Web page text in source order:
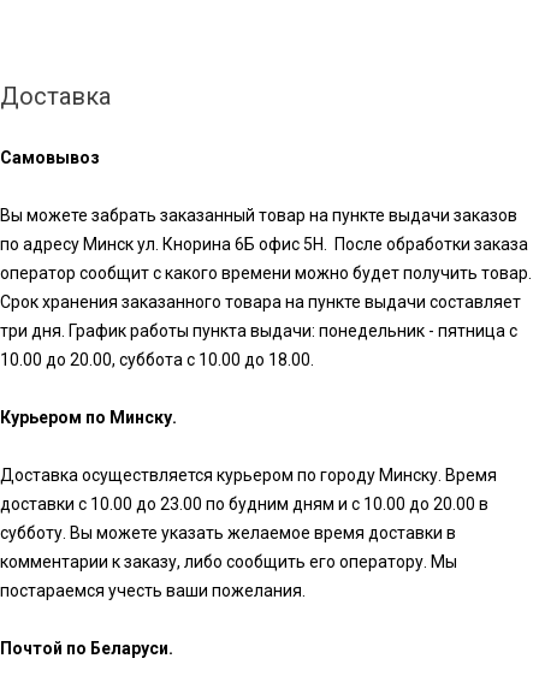
Доставка
Самовывоз
Вы можете забрать заказанный товар на пункте выдачи заказов
по адресу Минск ул. Кнорина 6Б офис 5Н. После обработки заказа
оператор сообщит с какого времени можно будет получить товар.
Срок хранения заказанного товара на пункте выдачи составляет
три дня. График работы пункта выдачи: понедельник - пятница с
10.00 до 20.00, суббота с 10.00 до 18.00.
Курьером по Минску.
Доставка осуществляется курьером по городу Минску. Время
доставки с 10.00 до 23.00 по будним дням и с 10.00 до 20.00 в
субботу. Вы можете указать желаемое время доставки в
комментарии к заказу, либо сообщить его оператору. Мы
постараемся учесть ваши пожелания.
Почтой по Беларуси.